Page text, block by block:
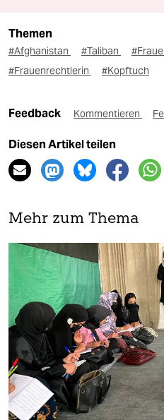
Themen
#Afghanistan #Taliban
#Frauenrechtlerin
#Kopftuch
Feedback Kommentieren
Diesen Artikel teilen
Mehr zum Thema